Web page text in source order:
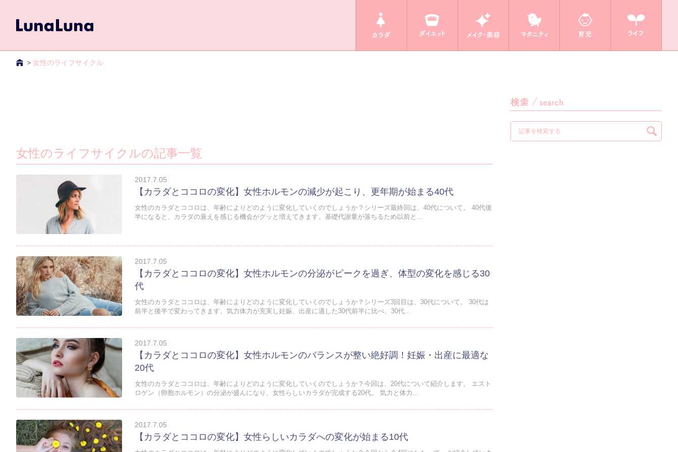
TOP
女性のライフサイクル
女性のライフサイクルの記事一覧
2017.7.05
【カラダとココロの変化】女性ホルモンの減少が起こり、更年期が始まる40代
女性のカラダとココロは、年齢によりどのように変化していくのでしょうか？シリーズ最終回は、40代について。 40代後
半になると、カラダの衰えを感じる機会がグッと増えてきます。基礎代謝量が落ちるため以前と...
2017.7.05
【カラダとココロの変化】女性ホルモンの分泌がピークを過ぎ、体型の変化を感じる30
代
女性のカラダとココロは、年齢によりどのように変化していくのでしょうか？シリーズ3回目は、30代について。 30代は
前半と後半で変わってきます。気力体力が充実し妊娠、出産に適した30代前半に比べ、30代...
2017.7.05
【カラダとココロの変化】女性ホルモンのバランスが整い絶好調！妊娠・出産に最適な
20代
女性のカラダとココロは、年齢によりどのように変化していくのでしょうか？今回は、20代について紹介します。 エスト
ロゲン（卵胞ホルモン）の分泌が盛んになり、女性らしいカラダが完成する20代。 気力と体力...
2017.7.05
【カラダとココロの変化】女性らしいカラダへの変化が始まる10代